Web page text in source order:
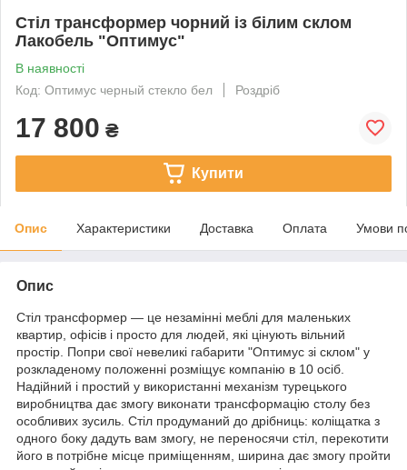
Стіл трансформер чорний із білим склом
Лакобель "Оптимус"
В наявності
Код: Оптимус черный стекло бел
Роздріб
17 800 ₴
Купити
Опис Характеристики Доставка Оплата Умови
Опис
Стіл трансформер — це незамінні меблі для маленьких
квартир, офісів і просто для людей, які цінують вільний
простір. Попри свої невеликі габарити "Оптимус зі склом" у
розкладеному положенні розміщує компанію в 10 осіб.
Надійний і простий у використанні механізм турецького
виробництва дає змогу виконати трансформацію столу без
особливих зусиль. Стіл продуманий до дрібниць: коліщатка з
одного боку дадуть вам змогу, не переносячи стіл, перекотити
його в потрібне місце приміщенням, ширина дає змогу пройти